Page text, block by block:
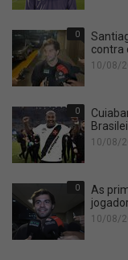
0
contra
10/08/
0
10/08/
0
As
10/08/